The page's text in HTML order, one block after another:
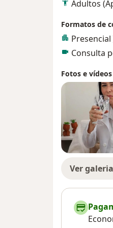
Adultos
Formatos de
Presencial
Consulta
Fotos e vídeos
Ver